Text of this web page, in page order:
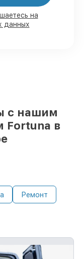
и
на
данных
с нашим
Fortuna в
Ремонт